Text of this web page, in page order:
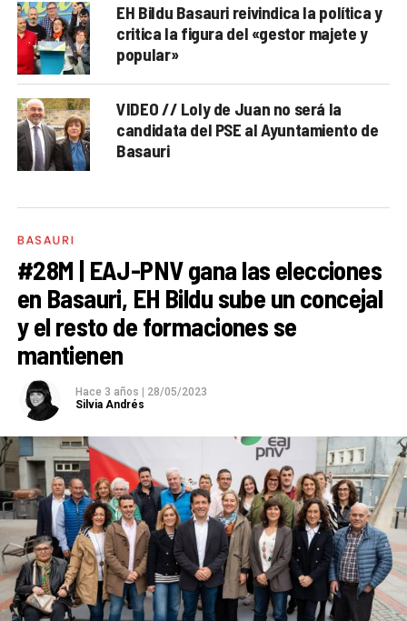
EH Bildu Basauri reivindica la política y
critica la figura del «gestor majete y
popular»
VIDEO // Loly de Juan no será la
candidata del PSE al Ayuntamiento de
Basauri
BASAURI
#28M | EAJ-PNV gana las elecciones
en Basauri, EH Bildu sube un concejal
y el resto de formaciones se
mantienen
Hace 3 años
28/05/2023
Silvia Andrés